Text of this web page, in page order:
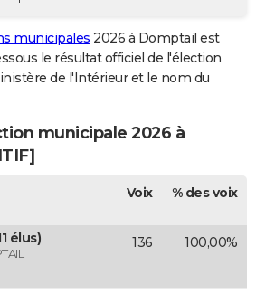
municipales 2026 à Domptail est
le résultat officiel de l'élection
de l'Intérieur et le nom du
municipale 2026 à
Voix % des voix
élus) 136 100,00%